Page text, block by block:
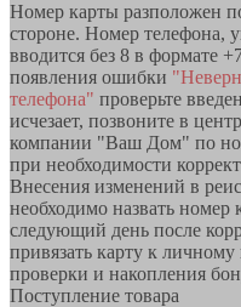
Номер карты разположен
стороне. Номер телефона,
вводится без 8 в формате
появления ошибки
телефона" проверьте
исчезает, позвоните в
компании "Ваш Дом" по
при необходимости
Внесения изменений в
необходимо назвать
следующий день после
привязать карту к
проверки и накопления
Поступление товара